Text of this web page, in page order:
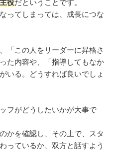
ってしまっては、成長につな
「この人をリーダーに昇格さ
た内容や、「指導してもなか
いる。どうすれば良いでしょ
フがどうしたいかが大事で
かを確認し、その上で、スタ
っているか、双方と話すよう